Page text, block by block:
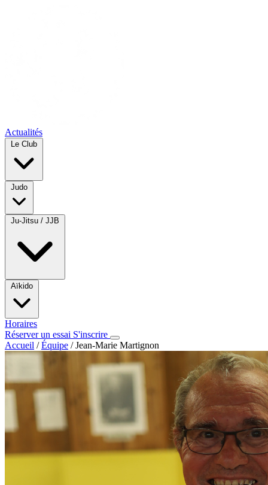
Actualités
Le Club
Judo
Ju-Jitsu / JJB
Aïkido
Horaires
Réserver un essai S'inscrire
Accueil / Équipe / Jean-Marie Martignon